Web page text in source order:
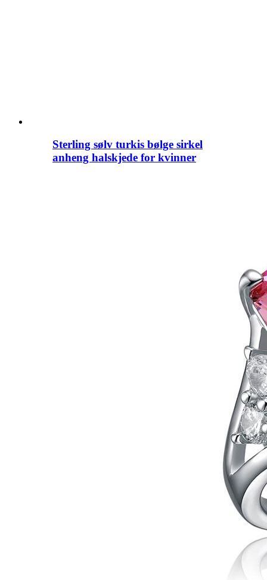
Sterling sølv turkis bølge sirkel
anheng halskjede for kvinner